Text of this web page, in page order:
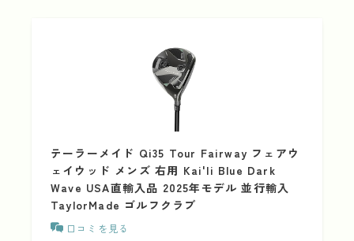
テーラーメイド Qi35 Tour Fairway フェアウ
ェイウッド メンズ 右用 Kai'li Blue Dark
Wave USA直輸入品 2025年モデル 並行輸入
TaylorMade ゴルフクラブ
口コミを見る